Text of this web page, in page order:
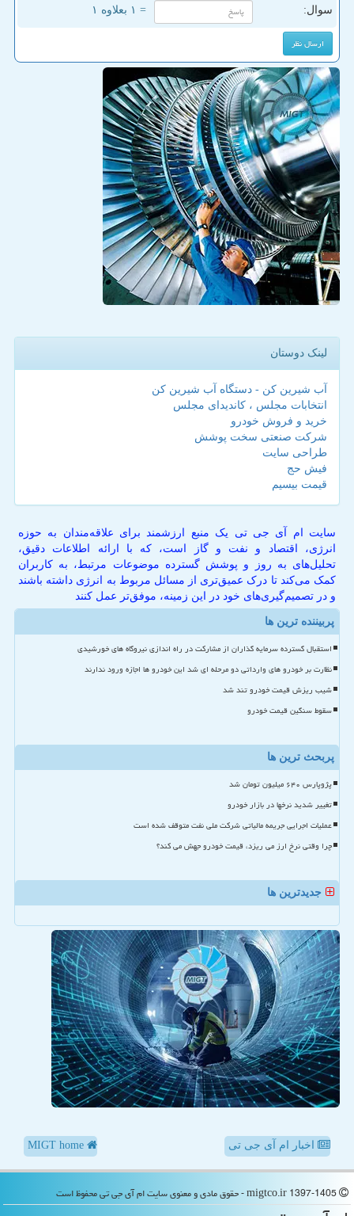
سوال: = ۱ بعلاوه ۱
لینک دوستان
آب شیرین کن - دستگاه آب شیرین کن
انتخابات مجلس ، کاندیدای مجلس
خرید و فروش خودرو
شرکت صنعتی سخت پوشش
طراحی سایت
فیش حج
قیمت بیسیم
سایت ام آی جی تی یک منبع ارزشمند برای علاقه‌مندان به حوزه
انرژی، اقتصاد و نفت و گاز است، که با ارائه اطلاعات دقیق،
تحلیل‌های به روز و پوشش گسترده موضوعات مرتبط، به کاربران
کمک می‌کند تا درک عمیق‌تری از مسائل مربوط به انرژی داشته باشند
و در تصمیم‌گیری‌های خود در این زمینه، موفق‌تر عمل کنند
پربیننده ترین ها
استقبال گسترده سرمایه گذاران از مشارکت در راه اندازی نیروگاه های خورشیدی
نظارت بر خودرو های وارداتی دو مرحله ای شد این خودرو ها اجازه ورود ندارند
شیب ریزش قیمت خودرو تند شد
سقوط سنگین قیمت خودرو
پربحث ترین ها
پژوپارس ۶۴۰ میلیون تومان شد
تغییر شدید نرخها در بازار خودرو
عملیات اجرایی جریمه مالیاتی شرکت ملی نفت متوقف شده است
چرا وقتی نرخ ارز می ریزد، قیمت خودرو جهش می کند؟
جدیدترین ها
اخبار ام آی جی تی